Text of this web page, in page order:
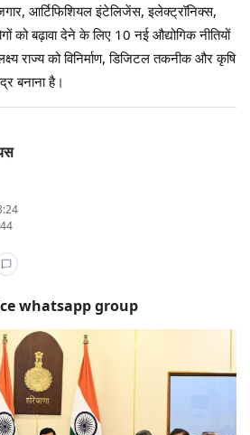
आर्टिफिशियल इंटेलिजेंस, इलेक्ट्रॉनिक्स,
को बढ़ावा देने के लिए 10 नई औद्योगिक नीतियों
राज्य को विनिर्माण, डिजिटल तकनीक और कृषि
बनाना है।
whatsapp group